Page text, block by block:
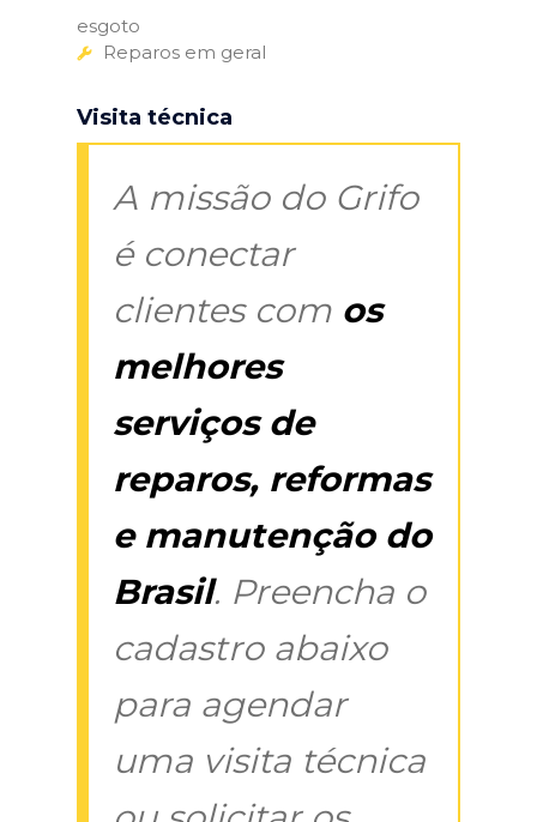
esgoto
Reparos em geral
Visita técnica
A missão do Grifo
é conectar
clientes com os
melhores
serviços de
reparos, reformas
e manutenção do
Brasil. Preencha o
cadastro abaixo
para agendar
uma visita técnica